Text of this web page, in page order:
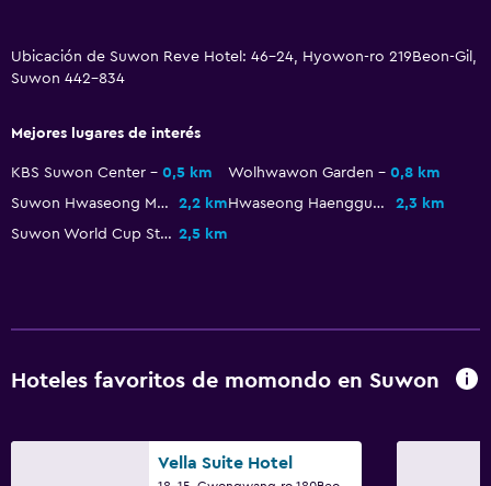
Ubicación de Suwon Reve Hotel: 46-24, Hyowon-ro 219Beon-Gil,
Suwon 442-834
Mejores lugares de interés
KBS Suwon Center 0,5 km Wolhwawon Garden
0,8 km
Suwon Hwaseong Museum
2,2 km Hwaseong Haenggung
2,3 km
Suwon World Cup Stadium 2,5 km
Hoteles favoritos de momondo en Suwon
Vella Suite Hotel